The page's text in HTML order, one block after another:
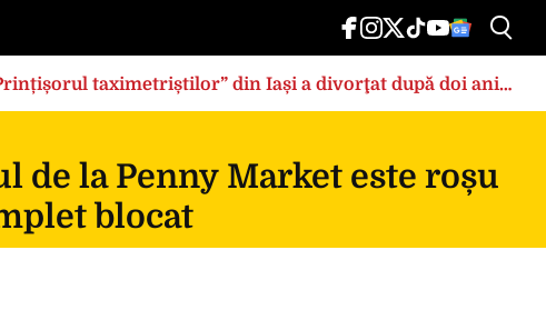
taximetriștilor” din Iași a divorţat după doi ani
de la Penny Market este roșu
blocat